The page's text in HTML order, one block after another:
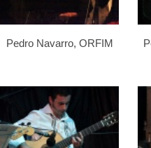
Pedro Navarro, ORFIM